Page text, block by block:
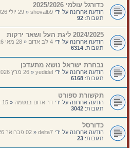
כדורגל עולמי 2025/2026
הודעה אחרונה על ידי shovalb9
«29 יולי 2026, 23:13
תגובות: 92
2024/2025 ליגת העל ושאר ירקות
הודעה אחרונה על ידי 4 לב אדום «28 מאי 2026, 06:26
תגובות: 6314
נבחרת ישראל נושא מתעדכן
הודעה אחרונה על ידי yedidel
«26 מרץ 2026, 20:40
תגובות: 6168
תקשורת ספורט
הודעה אחרונה על ידי דר אדום בנשמה«15 מרץ 2026, 04:05
תגובות: 3042
כדורסל
הודעה אחרונה על ידי delta7
«02 פברואר 2026, 06:50
תגובות: 23